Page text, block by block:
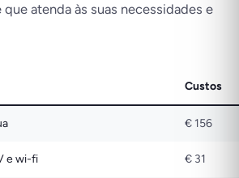
atenda às suas necessidades e
Custos
€ 156
e wi-fi € 31